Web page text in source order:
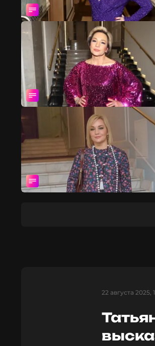
22 августа 2025,